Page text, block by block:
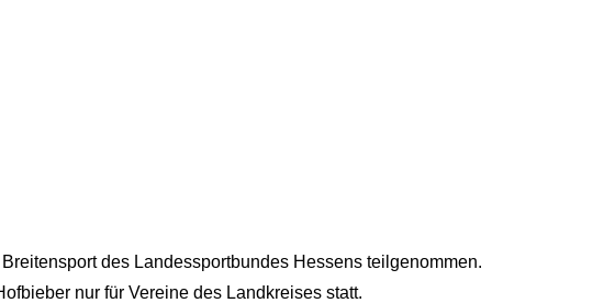
des Landessportbundes Hessens teilgenommen.
nur für Vereine des Landkreises statt.